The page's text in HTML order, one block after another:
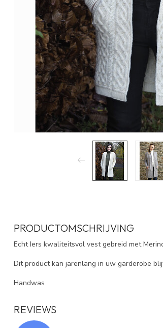
PRODUCTOMSCHRIJVING
Echt Iers kwaliteitsvol vest gebreid met
Dit product kan jarenlang in uw garderobe
Handwas
REVIEWS